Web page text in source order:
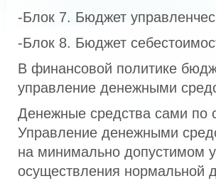
-Блок 7. Бюджет
-Блок 8. Бюджет
В финансовой политике
управление денежными
Денежные средства сами по
Управление денежными
на минимально допустимом
осуществления нормальной